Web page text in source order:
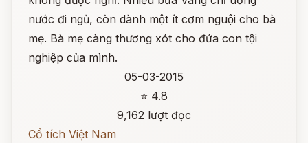
nước đi ngủ, còn dành một ít cơm nguội cho bà
mẹ. Bà mẹ càng thương xót cho đứa con tội
nghiệp của mình.
05-03-2015
⭐ 4.8
9,162 lượt đọc
Cổ tích Việt Nam